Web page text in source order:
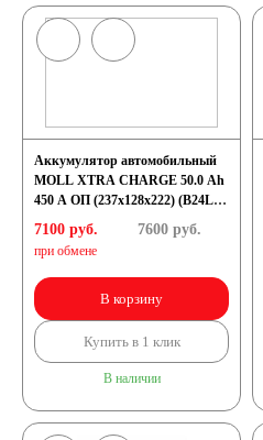
Аккумулятор автомобильный
MOLL XTRA CHARGE 50.0 Ah
450 A ОП (237x128x222) (B24LS
74050)
7100 руб.
при обмене
7600руб.
В корзину
Купить в 1 клик
В наличии